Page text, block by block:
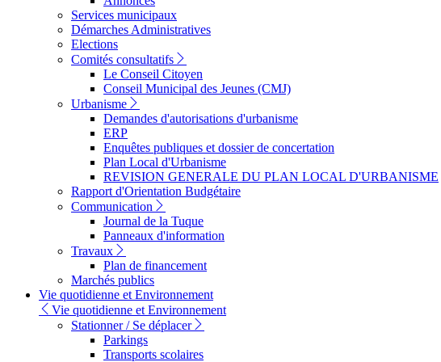
Services municipaux
Démarches Administratives
Elections
Comités consultatifs
Le Conseil Citoyen
Conseil Municipal des Jeunes (CMJ)
Urbanisme
Demandes d'autorisations d'urbanisme
ERP
Enquêtes publiques et dossier de concertation
Plan Local d'Urbanisme
REVISION GENERALE DU PLAN LOCAL D'URBANISME
Rapport d'Orientation Budgétaire
Communication
Journal de la Tuque
Panneaux d'information
Travaux
Plan de financement
Marchés publics
Vie quotidienne et Environnement
Vie quotidienne et Environnement
Stationner / Se déplacer
Parkings
Transports scolaires